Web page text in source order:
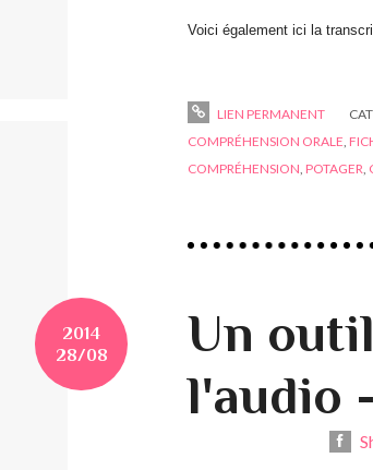
Voici également ici la
LIEN PERMANENT
COMPRÉHENSION ORALE
COMPRÉHENSION POTAGER
2014
28/08
Un
l'audio